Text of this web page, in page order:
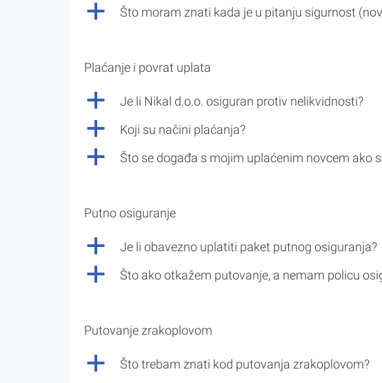
a Što moram znati kada je u pitanju sigurnost
Plaćanje i povrat uplata
a Je li Nikal d.o.o. osiguran protiv nelikvidnosti?
a Koji su načini plaćanja?
a Što se događa s mojim uplaćenim novcem ako
Putno osiguranje
a Je li obavezno uplatiti paket putnog osiguranja?
a Što ako otkažem putovanje, a nemam policu
Putovanje zrakoplovom
a Što trebam znati kod putovanja zrakoplovom?